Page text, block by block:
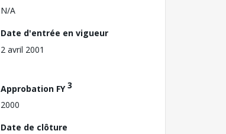
N/A
Date d'entrée en vigueur
2 avril 2001
Approbation FY3
2000
Date de clôture